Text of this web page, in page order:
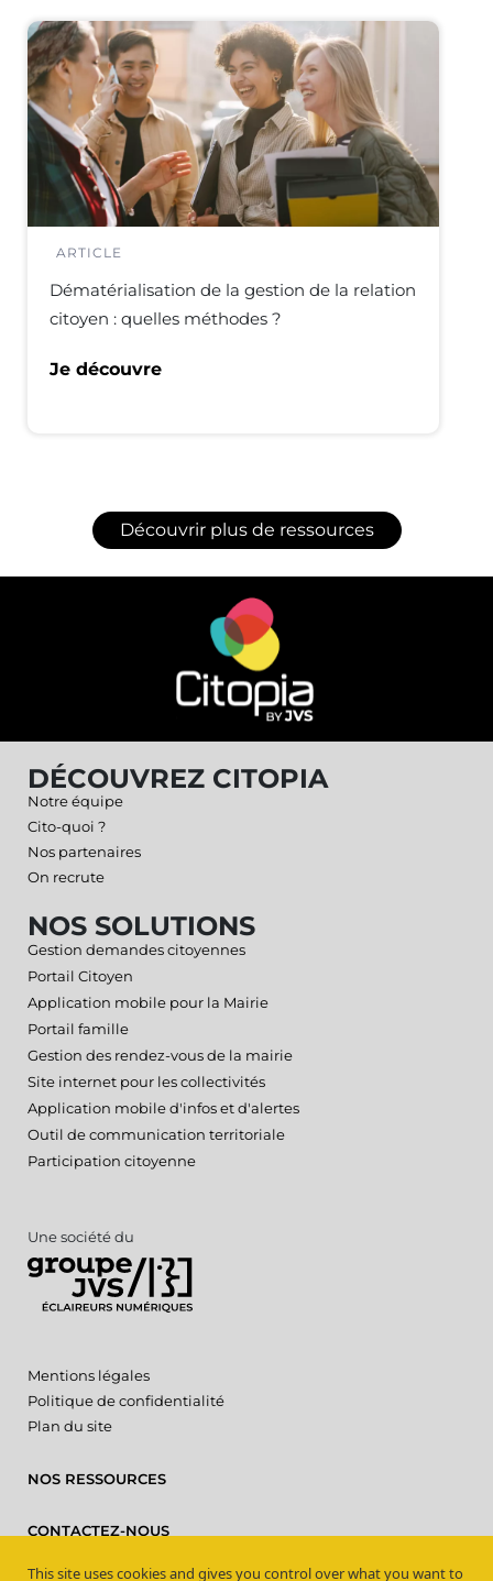
ARTICLE
Dématérialisation de la gestion de la relation
citoyen : quelles méthodes ?
Je découvre
Découvrir plus de ressources
DÉCOUVREZ CITOPIA
Notre équipe
Cito-quoi ?
Nos partenaires
On recrute
NOS SOLUTIONS
Gestion demandes citoyennes
Portail Citoyen
Application mobile pour la Mairie
Portail famille
Gestion des rendez-vous de la mairie
Site internet pour les collectivités
Application mobile d'infos et d'alertes
Outil de communication territoriale
Participation citoyenne
Une société du
Mentions légales
Politique de confidentialité
Plan du site
NOS RESSOURCES
CONTACTEZ-NOUS
This site uses cookies and gives you control over what you want to